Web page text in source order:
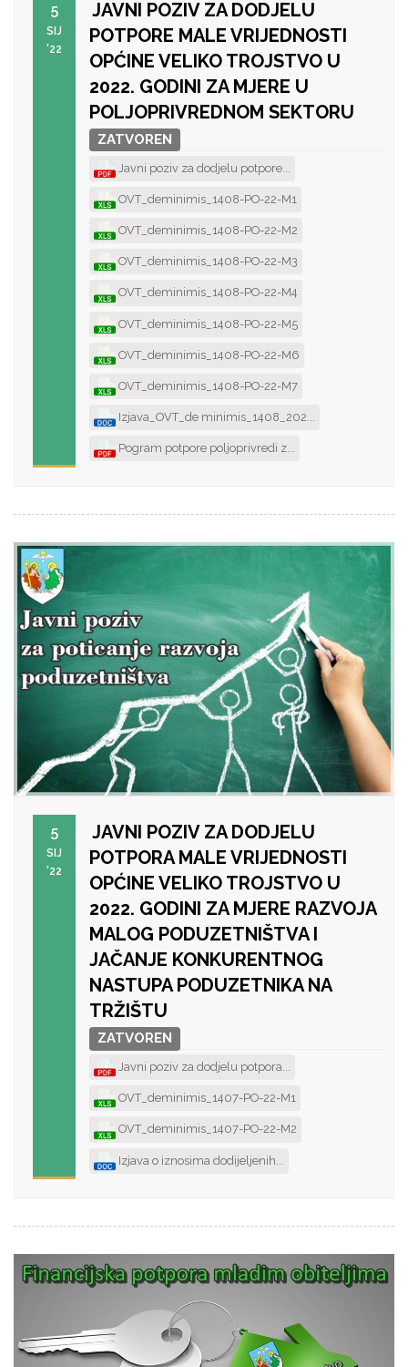
5
SIJ
'22
JAVNI POZIV ZA DODJELU
POTPORE MALE VRIJEDNOSTI
OPĆINE VELIKO TROJSTVO U
2022. GODINI ZA MJERE U
POLJOPRIVREDNOM SEKTORU
ZATVOREN
Javni poziv za dodjelu potpore...
OVT_deminimis_1408-PO-22-M1
OVT_deminimis_1408-PO-22-M2
OVT_deminimis_1408-PO-22-M3
OVT_deminimis_1408-PO-22-M4
OVT_deminimis_1408-PO-22-M5
OVT_deminimis_1408-PO-22-M6
OVT_deminimis_1408-PO-22-M7
Izjava_OVT_de minimis_1408_202...
Pogram potpore poljoprivredi z...
5
SIJ
'22
JAVNI POZIV ZA DODJELU
POTPORA MALE VRIJEDNOSTI
OPĆINE VELIKO TROJSTVO U
2022. GODINI ZA MJERE RAZVOJA
MALOG PODUZETNIŠTVA I
JAČANJE KONKURENTNOG
NASTUPA PODUZETNIKA NA
TRŽIŠTU
ZATVOREN
Javni poziv za dodjelu potpora...
OVT_deminimis_1407-PO-22-M1
OVT_deminimis_1407-PO-22-M2
Izjava o iznosima dodijeljenih...